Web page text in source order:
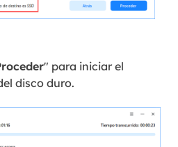
" para iniciar el
disco duro.